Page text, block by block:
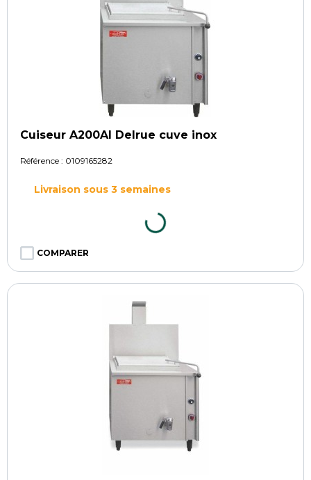
Cuiseur A200AI Delrue cuve inox
Référence : 0109165282
Livraison sous 3 semaines
COMPARER